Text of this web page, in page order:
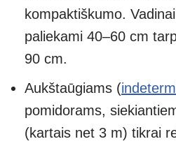
kompaktiškumo.
paliekami 40–60 cm
90 cm.
Aukštaūgiams (
pomidorams,
(kartais net 3 m) tikrai